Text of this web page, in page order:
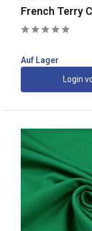
French Terry
Auf Lager
Login